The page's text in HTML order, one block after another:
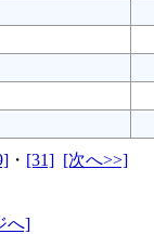
・ [31] [次へ>>]
へ]